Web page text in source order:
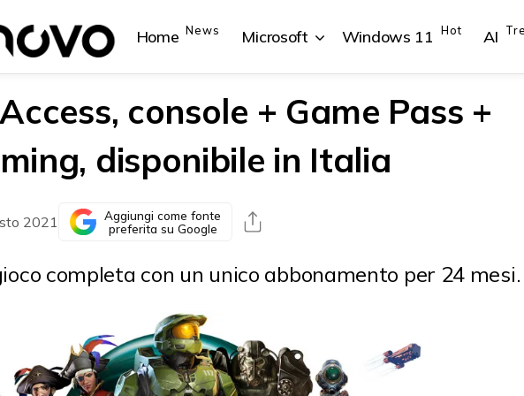
Home News Microsoft
{{POSTS[1].LABEL}}
Windows 11 Hot AI
{{POSTS[1].LABEL}}
console + Game Pass +
disponibile in Italia
2021
Aggiungi come fonte
preferita su Google
completa con un unico abbonamento per 24 mesi.